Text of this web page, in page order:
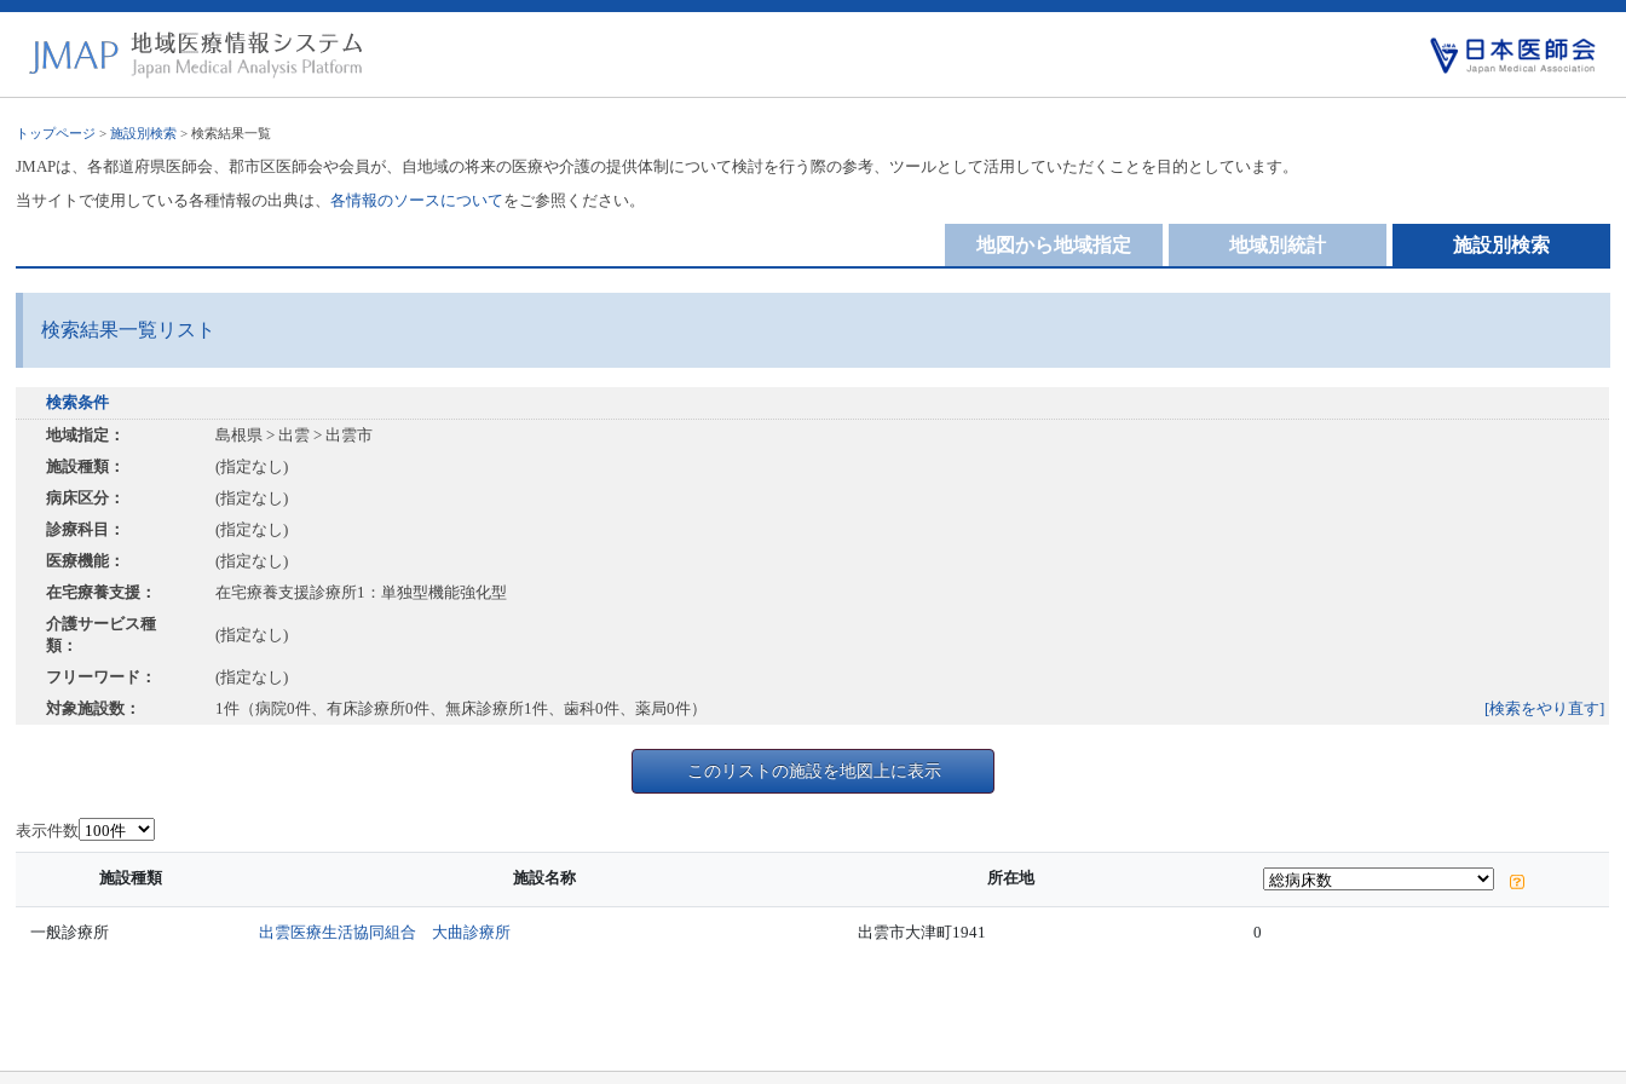
トップページ >施設別検索 > 検索結果一覧
JMAPは、各都道府県医師会、郡市区医師会や会員が、自地域の将来の医療や介護の提供体制について検討を行う際の参考、ツールとして活用していただくことを目的としています。
当サイトで使用している各種情報の出典は、各情報のソースについてをご参照ください。
施設別検索
地域別統計
地図から地域指定
検索結果一覧リスト
検索条件
地域指定：
島根県 > 出雲 > 出雲市
施設種類：
(指定なし)
病床区分：
(指定なし)
診療科目：
(指定なし)
医療機能：
(指定なし)
在宅療養支援：
在宅療養支援診療所1：単独型機能強化型
介護サービス種
類：
(指定なし)
フリーワード：
(指定なし)
対象施設数：
1件（病院0件、有床診療所0件、無床診療所1件、歯科0件、薬局0件） [検索をやり直す]
このリストの施設を地図上に表示
表示件数
施設種類 施設名称 所在地
一般診療所 出雲医療生活協同組合 大曲診療所 出雲市大津町1941 0